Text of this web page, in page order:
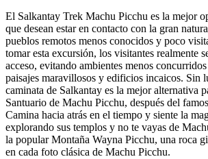
El Salkantay Trek Machu Picchu es la mejor
que desean estar en contacto con la gran
pueblos remotos menos conocidos y poco
tomar esta excursión, los visitantes realmente
acceso, evitando ambientes menos
paisajes maravillosos y edificios incaicos. Sin
caminata de Salkantay es la mejor alternativa
Santuario de Machu Picchu, después del
Camina hacia atrás en el tiempo y siente la
explorando sus templos y no te vayas de
la popular Montaña Wayna Picchu, una roca
en cada foto clásica de Machu Picchu.